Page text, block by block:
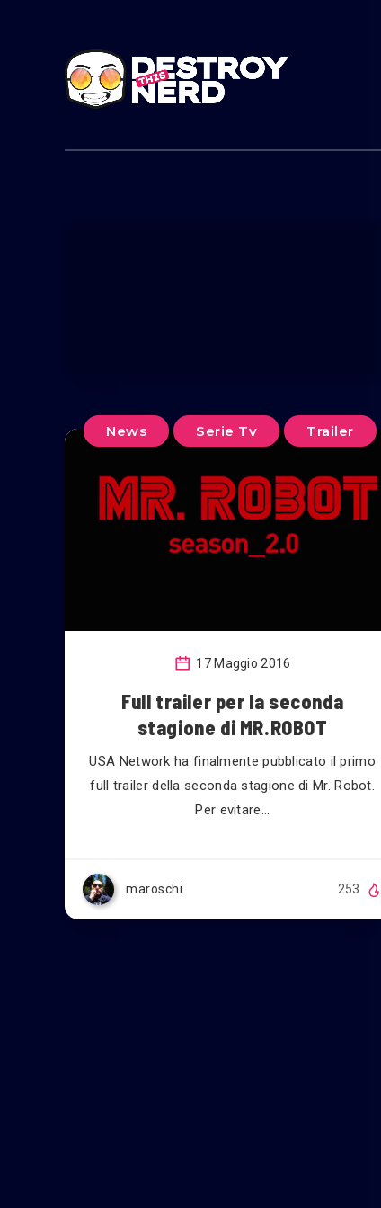
News Serie Tv Trailer
17 Maggio 2016
Full trailer per la seconda
stagione di MR.ROBOT
USA Network ha finalmente pubblicato il primo
full trailer della seconda stagione di Mr. Robot.
Per evitare…
maroschi 253